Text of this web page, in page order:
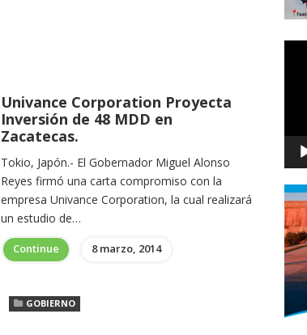
Univance Corporation Proyecta
Inversión de 48 MDD en
Zacatecas.
Tokio, Japón.- El Gobernador Miguel Alonso
Reyes firmó una carta compromiso con la
empresa Univance Corporation, la cual realizará
un estudio de…
Continue 8 marzo, 2014
GOBIERNO